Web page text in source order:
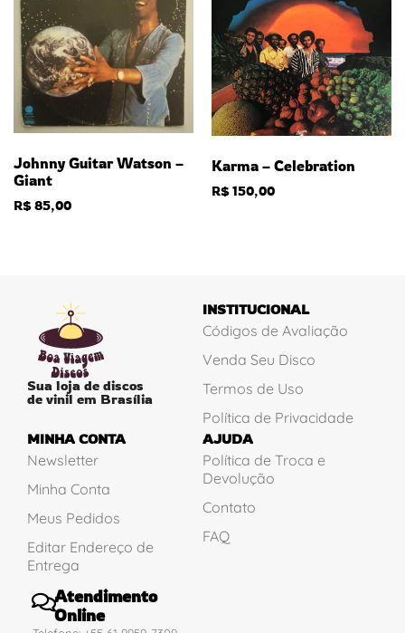
Johnny Guitar Watson –
Giant
R$85,00
Karma – Celebration
R$150,00
Sua loja de discos
de vinil em Brasília
INSTITUCIONAL
Códigos de Avaliação
Venda Seu Disco
Termos de Uso
Política de Privacidade
MINHA CONTA
Newsletter
Minha Conta
Meus Pedidos
Editar Endereço de
Entrega
AJUDA
Política de Troca e
Devolução
Contato
FAQ
Atendimento
Online